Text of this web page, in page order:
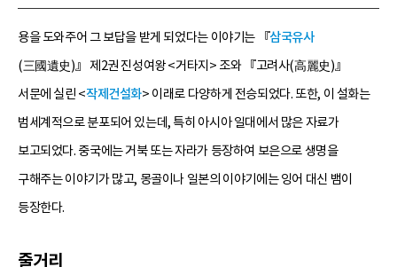
용을 도와주어 그 보답을 받게 되었다는 이야기는 『삼국유사
(三國遺史)』 제2권 진성여왕 <거타지> 조와 『고려사(高麗史)』
서문에 실린 <작제건설화> 이래로 다양하게 전승되었다. 또한, 이 설화는
범세계적으로 분포되어 있는데, 특히 아시아 일대에서 많은 자료가
보고되었다. 중국에는 거북 또는 자라가 등장하여 보은으로 생명을
구해주는 이야기가 많고, 몽골이나 일본의 이야기에는 잉어 대신 뱀이
등장한다.
줄거리